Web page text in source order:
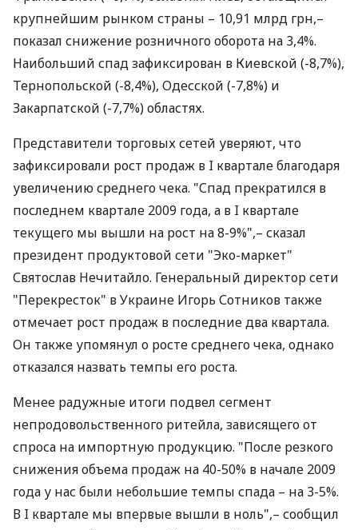
крупнейшим рынком страны – 10,91 млрд грн,–
показал снижение розничного оборота на 3,4%.
Наибольший спад зафиксирован в Киевской (-8,7%),
Тернопольской (-8,4%), Одесской (-7,8%) и
Закарпатской (-7,7%) областях.
Представители торговых сетей уверяют, что
зафиксировали рост продаж в I квартале благодаря
увеличению среднего чека. "Спад прекратился в
последнем квартале 2009 года, а в I квартале
текущего мы вышли на рост на 8-9%",– сказал
президент продуктовой сети "Эко-маркет"
Святослав Нечитайло. Генеральный директор сети
"Перекресток" в Украине Игорь Сотников также
отмечает рост продаж в последние два квартала.
Он также упомянул о росте среднего чека, однако
отказался назвать темпы его роста.
Менее радужные итоги подвел сегмент
непродовольственного ритейла, зависящего от
спроса на импортную продукцию. "После резкого
снижения объема продаж на 40-50% в начале 2009
года у нас были небольшие темпы спада – на 3-5%.
В I квартале мы впервые вышли в ноль",– сообщил